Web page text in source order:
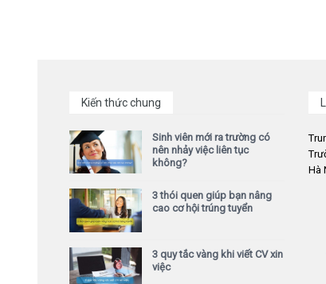
Kiến thức chung
Sinh viên mới ra trường có
nên nhảy việc liên tục
không?
3 thói quen giúp bạn nâng
cao cơ hội trúng tuyển
3 quy tắc vàng khi viết CV xin
việc
Hà